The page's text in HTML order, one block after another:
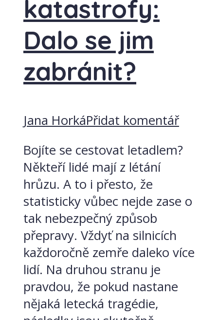
katastrofy:
Dalo se jim
zabránit?
Jana HorkáPřidat komentář
Bojíte se cestovat letadlem?
Někteří lidé mají z létání
hrůzu. A to i přesto, že
statisticky vůbec nejde zase o
tak nebezpečný způsob
přepravy. Vždyť na silnicích
každoročně zemře daleko více
lidí. Na druhou stranu je
pravdou, že pokud nastane
nějaká letecká tragédie,